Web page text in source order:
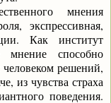
мнения
экспрессивная,
Как институт
мнение способно
человеком решений,
из чувства страха
поведения.